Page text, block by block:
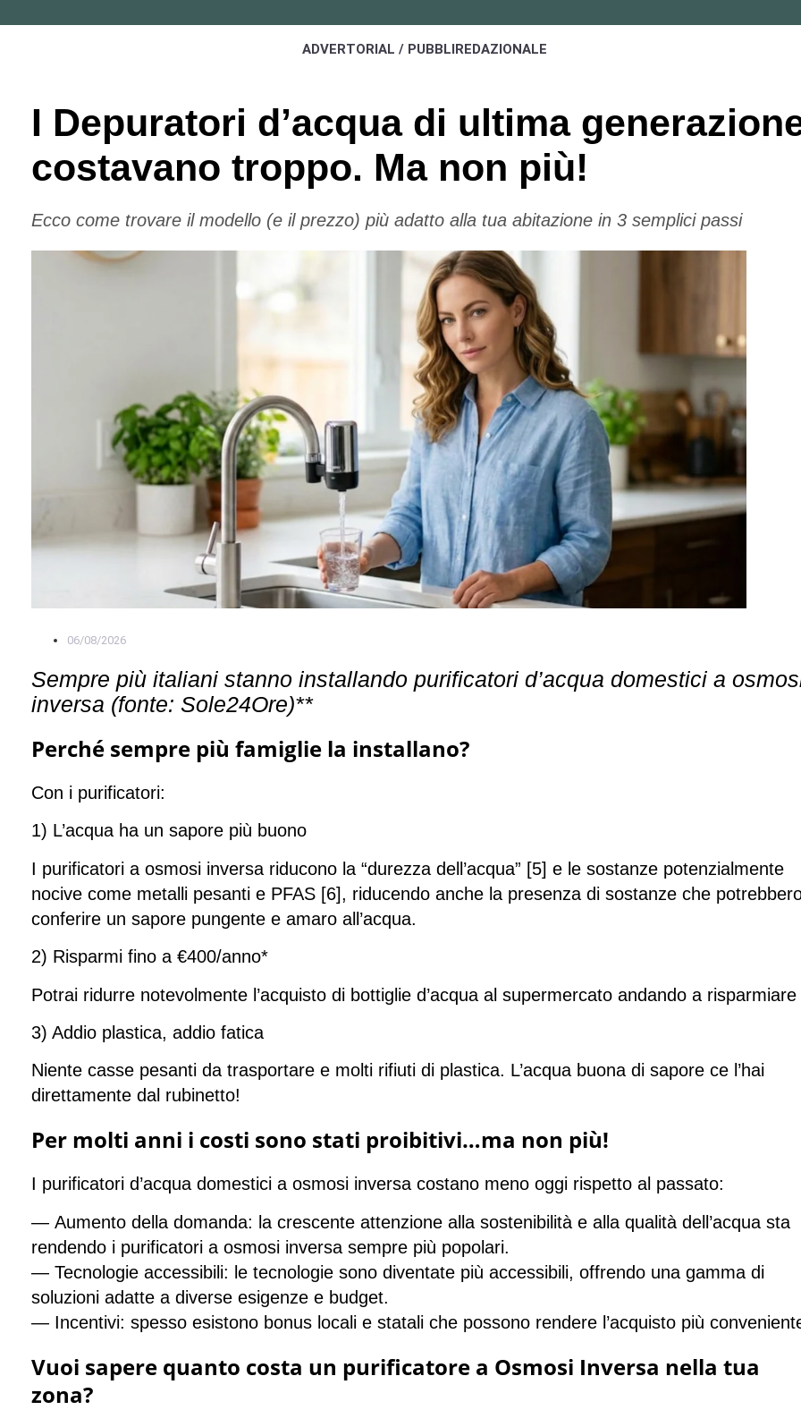
ADVERTORIAL / PUBBLIREDAZIONALE
I Depuratori d’acqua di ultima
costavano troppo. Ma non più!
Ecco come trovare il modello (e il prezzo) più adatto alla tua abitazione in 3 semplici passi
06/08/2026
Sempre più italiani stanno installando purificatori d’acqua domestici a
inversa (fonte: Sole24Ore)**
Perché sempre più famiglie la installano?
Con i purificatori:
1) L’acqua ha un sapore più buono
I purificatori a osmosi inversa riducono la “durezza dell’acqua” [5] e le sostanze potenzialmente
nocive come metalli pesanti e PFAS [6], riducendo anche la presenza di sostanze che
conferire un sapore pungente e amaro all’acqua.
2) Risparmi fino a €400/anno*
Potrai ridurre notevolmente l’acquisto di bottiglie d’acqua al supermercato andando a risparmiare
3) Addio plastica, addio fatica
Niente casse pesanti da trasportare e molti rifiuti di plastica. L’acqua buona di sapore ce l’hai
direttamente dal rubinetto!
Per molti anni i costi sono stati proibitivi…ma non più!
I purificatori d’acqua domestici a osmosi inversa costano meno oggi rispetto al passato:
— Aumento della domanda: la crescente attenzione alla sostenibilità e alla qualità dell’acqua sta
rendendo i purificatori a osmosi inversa sempre più popolari.
— Tecnologie accessibili: le tecnologie sono diventate più accessibili, offrendo una gamma di
soluzioni adatte a diverse esigenze e budget.
— Incentivi: spesso esistono bonus locali e statali che possono rendere l’acquisto più
Vuoi sapere quanto costa un purificatore a Osmosi Inversa nella tua
zona?